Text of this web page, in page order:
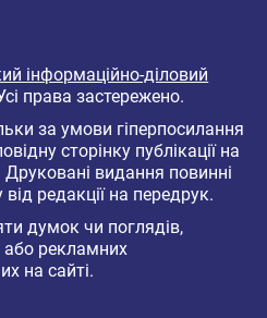
інформаційно-діловий
права застережено.
за умови гіперпосилання
сторінку публікації на
Друковані видання повинні
редакції на передрук.
думок чи поглядів,
або рекламних
на сайті.